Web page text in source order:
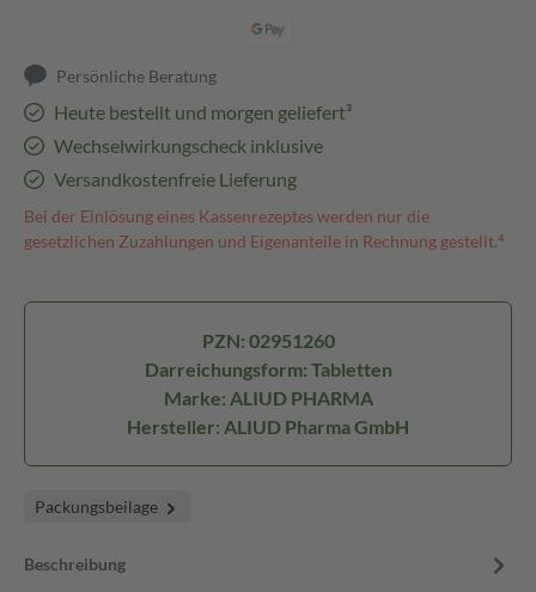
Persönliche Beratung
Heute bestellt und morgen geliefert³
Wechselwirkungscheck inklusive
Versandkostenfreie Lieferung
Bei der Einlösung eines Kassenrezeptes werden nur die
gesetzlichen Zuzahlungen und Eigenanteile in Rechnung gestellt.⁴
PZN: 02951260
Darreichungsform: Tabletten
Marke: ALIUD PHARMA
Hersteller: ALIUD Pharma GmbH
Packungsbeilage
Beschreibung